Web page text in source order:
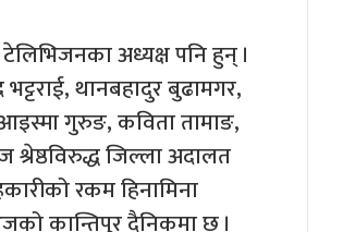
अध्यक्ष पनि हुन् ।
थानबहादुर बुढामगर,
आइस्मा गुरुङ, कविता तामाङ,
श्रेष्ठविरुद्ध जिल्ला अदालत
रकम हिनामिना
कान्तिपुर दैनिकमा छ ।